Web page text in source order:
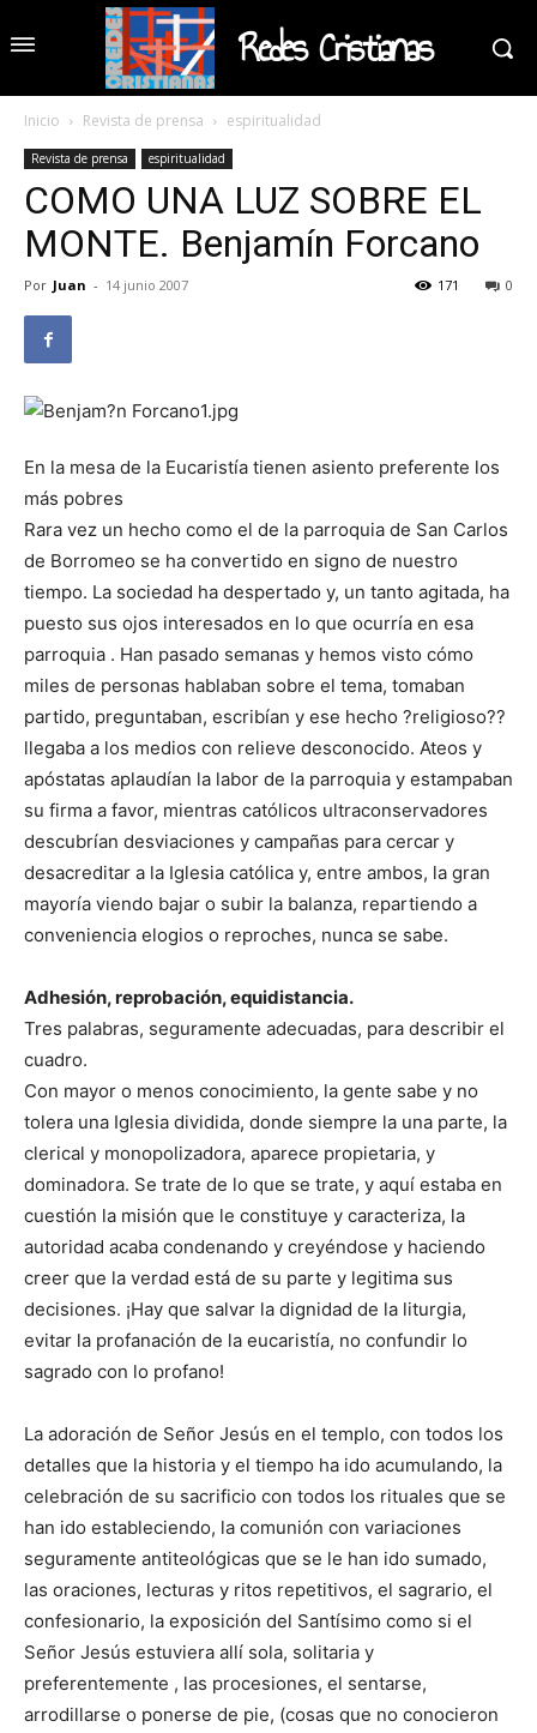
Redes Cristianas
Inicio Revista de prensa espiritualidad
Revista de prensa espiritualidad
COMO UNA LUZ SOBRE EL
MONTE. Benjamín Forcano
Por Juan - 14 junio 2007 0
171
En la mesa de la Eucaristía tienen asiento preferente los
más pobres
Rara vez un hecho como el de la parroquia de San Carlos
de Borromeo se ha convertido en signo de nuestro
tiempo. La sociedad ha despertado y, un tanto agitada, ha
puesto sus ojos interesados en lo que ocurría en esa
parroquia . Han pasado semanas y hemos visto cómo
miles de personas hablaban sobre el tema, tomaban
partido, preguntaban, escribían y ese hecho ?religioso??
llegaba a los medios con relieve desconocido. Ateos y
apóstatas aplaudían la labor de la parroquia y estampaban
su firma a favor, mientras católicos ultraconservadores
descubrían desviaciones y campañas para cercar y
desacreditar a la Iglesia católica y, entre ambos, la gran
mayoría viendo bajar o subir la balanza, repartiendo a
conveniencia elogios o reproches, nunca se sabe.
Adhesión, reprobación, equidistancia.
Tres palabras, seguramente adecuadas, para describir el
cuadro.
Con mayor o menos conocimiento, la gente sabe y no
tolera una Iglesia dividida, donde siempre la una parte, la
clerical y monopolizadora, aparece propietaria, y
dominadora. Se trate de lo que se trate, y aquí estaba en
cuestión la misión que le constituye y caracteriza, la
autoridad acaba condenando y creyéndose y haciendo
creer que la verdad está de su parte y legitima sus
decisiones. ¡Hay que salvar la dignidad de la liturgia,
evitar la profanación de la eucaristía, no confundir lo
sagrado con lo profano!
La adoración de Señor Jesús en el templo, con todos los
detalles que la historia y el tiempo ha ido acumulando, la
celebración de su sacrificio con todos los rituales que se
han ido estableciendo, la comunión con variaciones
seguramente antiteológicas que se le han ido sumado,
las oraciones, lecturas y ritos repetitivos, el sagrario, el
confesionario, la exposición del Santísimo como si el
Señor Jesús estuviera allí sola, solitaria y
preferentemente , las procesiones, el sentarse,
arrodillarse o ponerse de pie, (cosas que no conocieron